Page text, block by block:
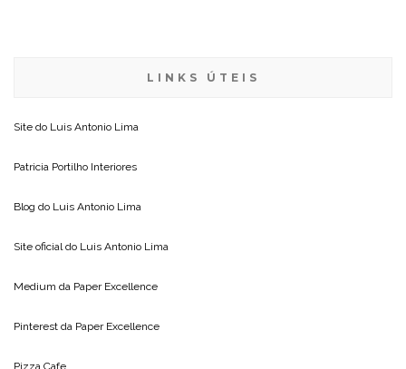
LINKS ÚTEIS
Site do Luis Antonio Lima
Patricia Portilho Interiores
Blog do Luis Antonio Lima
Site oficial do Luis Antonio Lima
Medium da Paper Excellence
Pinterest da Paper Excellence